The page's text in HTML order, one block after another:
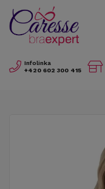
Infolinka
+420 602 300 415